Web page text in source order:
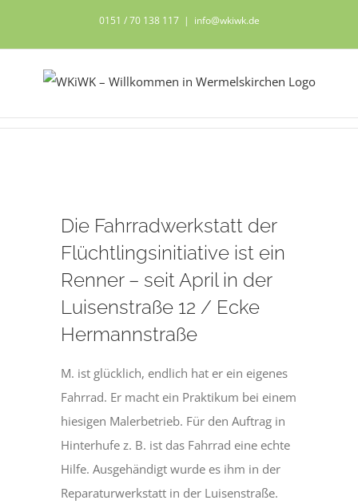
0151 / 70 138 117 | info@wkiwk.de
grösseres
Bild
Die Fahrradwerkstatt der
Flüchtlingsinitiative ist ein
Renner – seit April in der
Luisenstraße 12 / Ecke
Hermannstraße
M. ist glücklich, endlich hat er ein eigenes
Fahrrad. Er macht ein Praktikum bei einem
hiesigen Malerbetrieb. Für den Auftrag in
Hinterhufe z. B. ist das Fahrrad eine echte
Hilfe. Ausgehändigt wurde es ihm in der
Reparaturwerkstatt in der Luisenstraße.